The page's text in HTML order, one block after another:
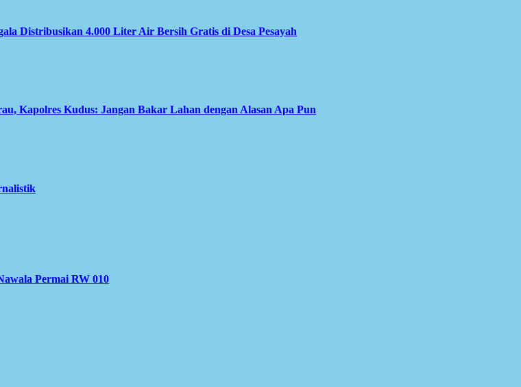
Distribusikan 4.000 Liter Air Bersih Gratis di Desa Pesayah
Kapolres Kudus: Jangan Bakar Lahan dengan Alasan Apa Pun
Permai RW 010